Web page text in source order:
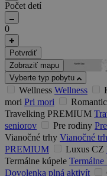
Počet detí
0
Potvrdiť
Zobraziť mapu
Vyberte typ pobytu
Wellness Wellness
mori Pri mori
Travelking PREMIUM
seniorov
Pre rodiny
Vianočné trhy Vianočné
PREMIUM
Luxus CZ
Termálne kúpele Termálne
Dovolenka plná aktivít